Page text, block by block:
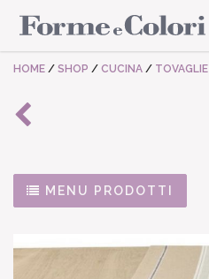
HOME / SHOP / CUCINA / TOVAGLIE
MENU PRODOTTI